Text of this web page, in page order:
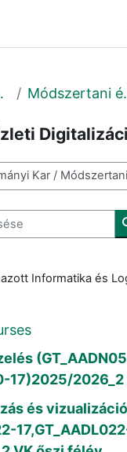
Kar
Informatika és
17)2025/
és vizualizáció